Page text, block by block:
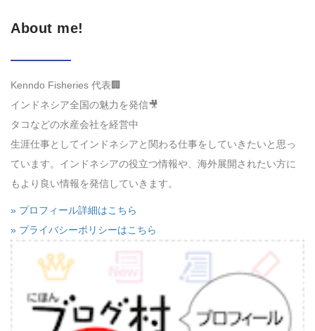
About me!
Kenndo Fisheries 代表🏢
インドネシア全国の魅力を発信🎥
タコなどの水産会社を経営中
生涯仕事としてインドネシアと関わる仕事をしていきたいと思っ
ています。インドネシアの役立つ情報や、海外展開されたい方に
もより良い情報を発信していきます。
» プロフィール詳細はこちら
» プライバシーポリシーはこちら